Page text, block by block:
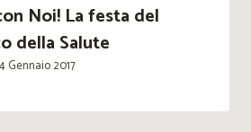
Noi! La festa del
della Salute
4 Gennaio 2017